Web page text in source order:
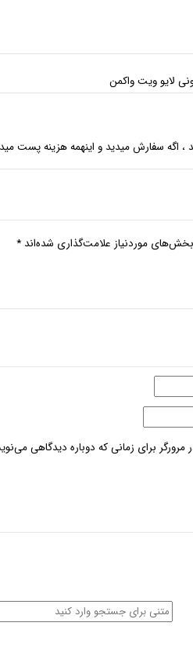
لایو ویت واکمن
سفارش میدید ‌و اینهمه هزینه پست
بخش‌های موردنیاز علامت‌گذاری شده‌اند *
برای زمانی که دوباره دیدگاهی